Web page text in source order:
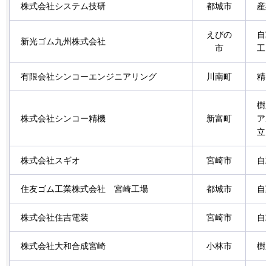
株式会社システム技研 都城市 産
新光ゴム九州株式会社
えびの
市
自
工
有限会社シンコーエンジニアリング 川南町 精
株式会社シンコー精機 新富町
樹
ア
立
株式会社スギオ 宮崎市 自
住友ゴム工業株式会社 宮崎工場 都城市 自
株式会社住吉電装 宮崎市 自
株式会社大和合成宮崎 小林市 樹